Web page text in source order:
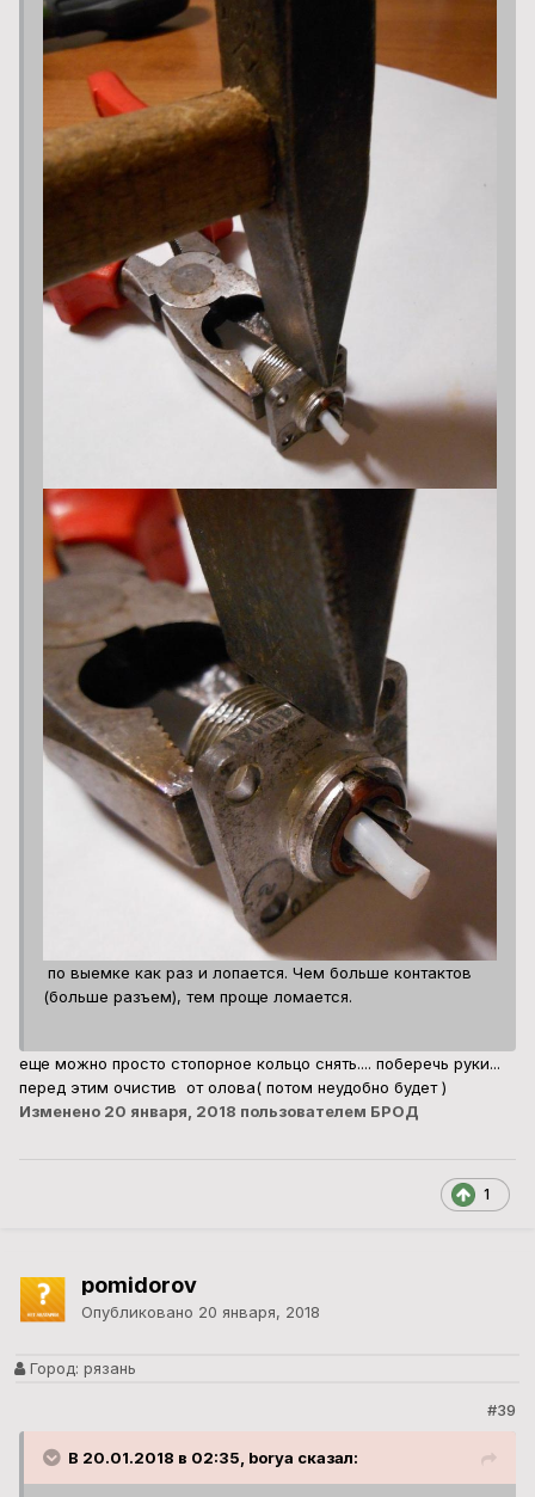
по выемке как раз и лопается. Чем больше контактов
(больше разъем), тем проще ломается.
еще можно просто стопорное кольцо снять.... поберечь руки...
перед этим очистив от олова( потом неудобно будет )
Изменено 20 января, 2018 пользователем БРОД
1
pomidorov
Опубликовано 20 января, 2018
Город: рязань
#39
В 20.01.2018 в 02:35, borya сказал: